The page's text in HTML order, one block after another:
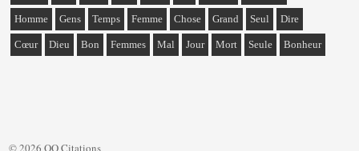
Homme Gens Temps Femme Chose Grand Seul Dire
Cœur Dieu Bon Femmes Mal Jour Mort Seule Bonheur
© 2026 QQ Citations